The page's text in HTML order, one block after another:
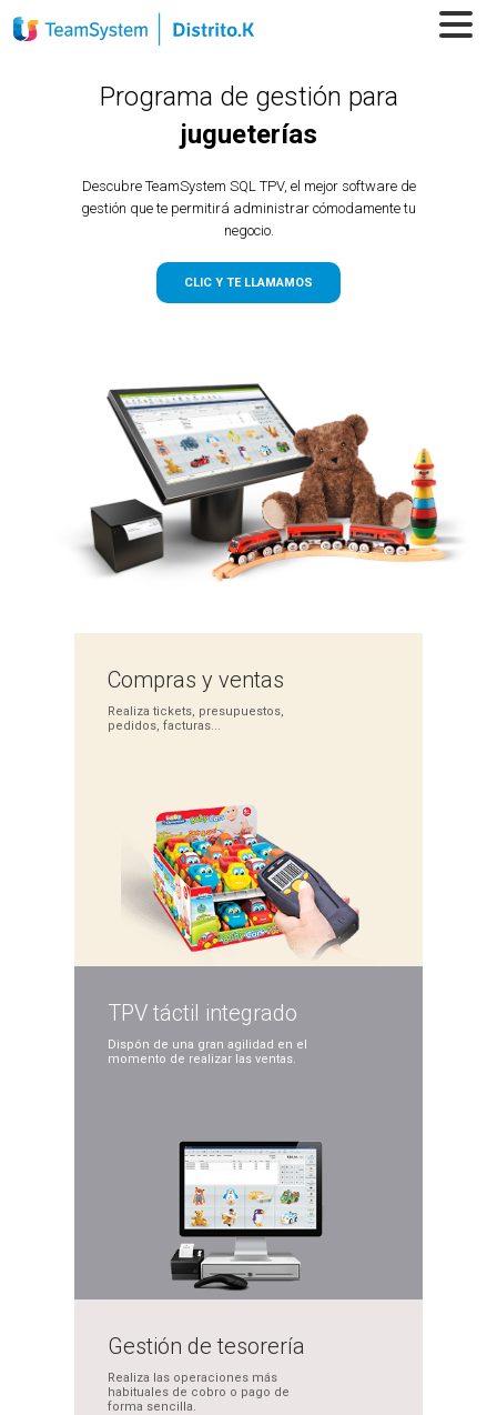
Programa de gestión para
jugueterías
Descubre TeamSystem SQL TPV, el mejor software de
gestión que te permitirá administrar cómodamente tu
negocio.
CLIC Y TE LLAMAMOS
Comprasy ventas
Realiza tickets, presupuestos,
pedidos, facturas...
TPV táctil integrado
Dispón de una gran agilidad en el
momento de realizar las ventas.
Gestión de tesorería
Realiza las operaciones más
habituales de cobro o pago de
forma sencilla.